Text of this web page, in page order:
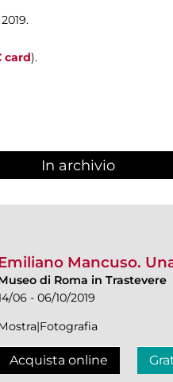
card).
In archivio
Mancuso.
di Roma in Trastevere
06 - 06/10/2019
Acquista online